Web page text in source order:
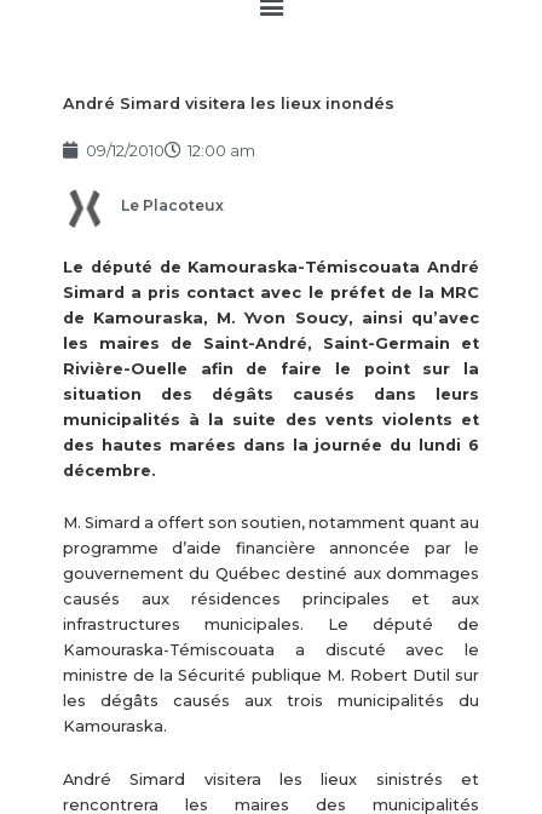
André Simard visitera les lieux inondés
09/12/2010 12:00 am
Le Placoteux
Le député de Kamouraska-Témiscouata André
Simard a pris contact avec le préfet de la MRC
de Kamouraska, M. Yvon Soucy, ainsi qu’avec
les maires de Saint-André, Saint-Germain et
Rivière-Ouelle afin de faire le point sur la
situation des dégâts causés dans leurs
municipalités à la suite des vents violents et
des hautes marées dans la journée du lundi 6
décembre.
M. Simard a offert son soutien, notamment quant au
programme d’aide financière annoncée par le
gouvernement du Québec destiné aux dommages
causés aux résidences principales et aux
infrastructures municipales. Le député de
Kamouraska-Témiscouata a discuté avec le
ministre de la Sécurité publique M. Robert Dutil sur
les dégâts causés aux trois municipalités du
Kamouraska.
André Simard visitera les lieux sinistrés et
rencontrera les maires des municipalités